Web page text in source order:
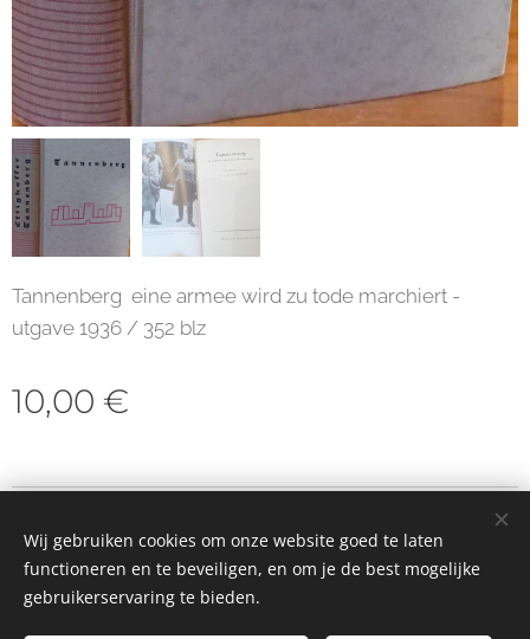
Tannenberg eine armee wird zu tode marchiert -
utgave 1936 / 352 blz
10,00 €
Cookies
Wij gebruiken cookies om onze website goed te laten
functioneren en te beveiligen, en om je de best mogelijke
gebruikerservaring te bieden.